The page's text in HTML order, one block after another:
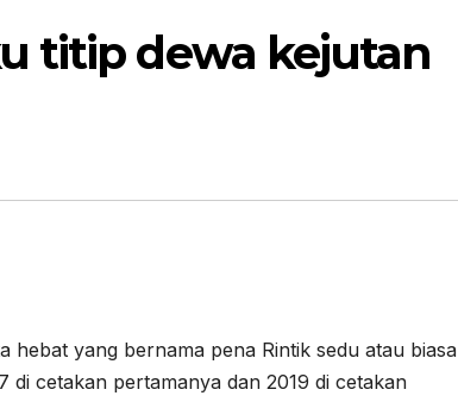
titip dewa kejutan
yang bernama pena Rintik sedu atau biasa
di cetakan pertamanya dan 2019 di cetakan